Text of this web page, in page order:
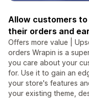
Allow customers
their orders and
Offers more value |
orders Wrapin is a
you care about your
for. Use it to gain an
your store's features
your existing theme,